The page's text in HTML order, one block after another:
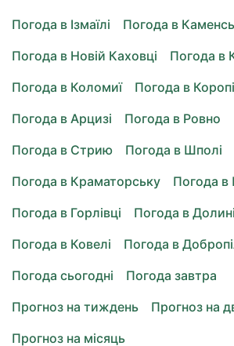
Погода в Ізмаїлі
Погода в
Погода в Новій Каховці
Погода в
Погода в Коломиї
Погода в Коропі
Погода в Арцизі
Погода в Ровно
Погода в Стрию
Погода в Шполі
Погода в Краматорську
Погода в
Погода в Горлівці
Погода в Долині
Погода в Ковелі
Погода в
Погода сьогодні
Погода завтра
Прогноз на тиждень
Прогноз на
Прогноз на місяць